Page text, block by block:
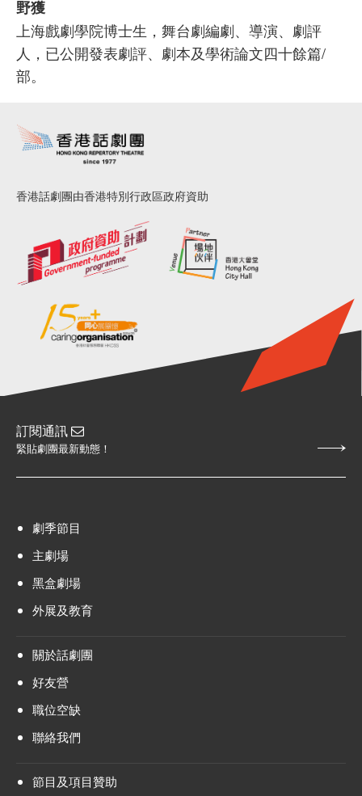
野獲
上海戲劇學院博士生，舞台劇編劇、導演、劇評
人，已公開發表劇評、劇本及學術論文四十餘篇/
部。
香港話劇團由香港特別行政區政府資助
訂閱通訊
緊貼劇團最新動態！
劇季節目
主劇場
黑盒劇場
外展及教育
關於話劇團
好友營
職位空缺
聯絡我們
節目及項目贊助